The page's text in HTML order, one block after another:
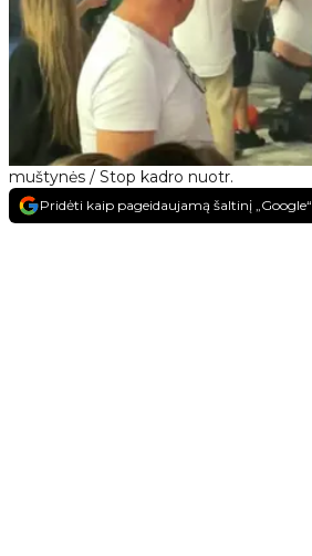
muštynės / Stop kadro nuotr.
Pridėti kaip pageidaujamą šaltinį „Google“